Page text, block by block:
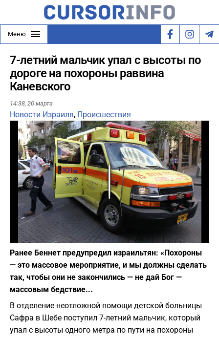
Меню
7-летний мальчик упал с высоты по
дороге на похороны раввина
Каневского
14:38, 20 марта
Новости Израиля, Происшествия
Play
Фото: Nati Shohat/Flash90
Ранее Беннет предупредил израильтян: «Похороны
— это массовое мероприятие, и мы должны сделать
так, чтобы они не закончились — не дай Бог —
массовым бедствие...
В отделение неотложной помощи детской больницы
Сафра в Шебе поступил 7-летний мальчик, который
упал с высоты одного метра по пути на похороны